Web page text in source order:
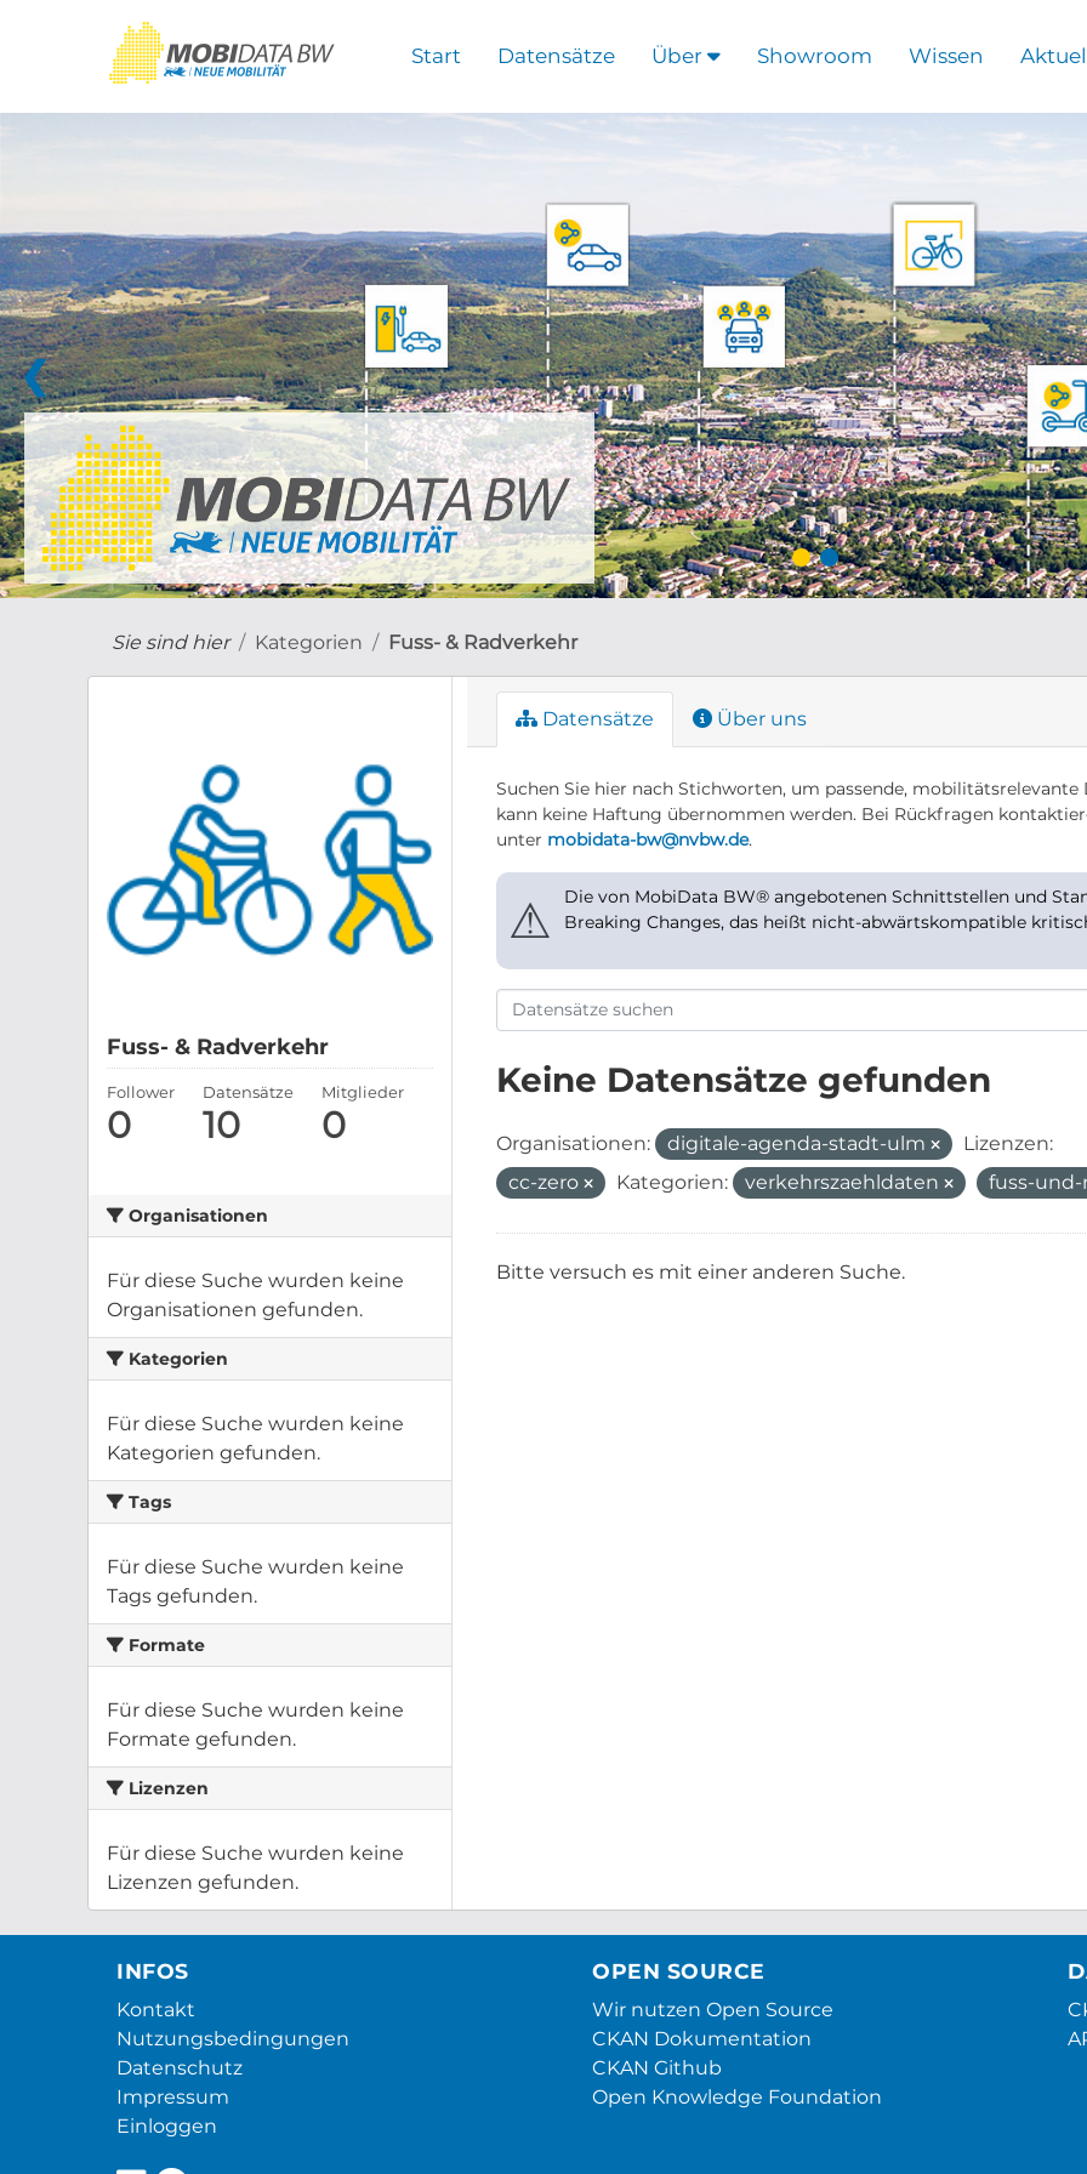
Start Datensätze Über Showroom Wissen
❮
Sie sind hier Kategorien Fuss- & Radverkehr
Fuss- & Radverkehr
Follower
0
Datensätze
10
Mitglieder
0
Organisationen
Für diese Suche wurden keine
Organisationen gefunden.
Kategorien
Für diese Suche wurden keine
Kategorien gefunden.
Tags
Für diese Suche wurden keine
Tags gefunden.
Formate
Für diese Suche wurden keine
Formate gefunden.
Lizenzen
Für diese Suche wurden keine
Lizenzen gefunden.
Datensätze Über uns
Suchen Sie hier nach Stichworten, um passende,
kann keine Haftung übernommen werden. Bei Rückfragen
unter mobidata-bw@nvbw.de.
⚠
Die von MobiData BW® angebotenen Schnittstellen und
Breaking Changes, das heißt nicht-abwärtskompatible
Keine Datensätze gefunden
Organisationen: digitale-agenda-stadt-ulm
Lizenzen:
cc-zero
Kategorien: verkehrszaehldaten fuss-
Bitte versuch es mit einer anderen Suche.
INFOS
Kontakt
Nutzungsbedingungen
Datenschutz
Impressum
Einloggen
OPEN SOURCE
Wir nutzen Open Source
CKAN Dokumentation
CKAN Github
Open Knowledge Foundation